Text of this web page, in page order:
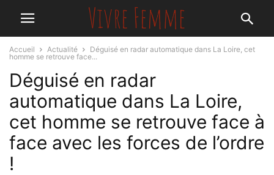
Accueil Actualité
Déguisé en radar automatique dans La Loire, cet
homme se retrouve face...
Déguisé en radar
automatique dans La Loire,
cet homme se retrouve face à
face avec les forces de l’ordre
!